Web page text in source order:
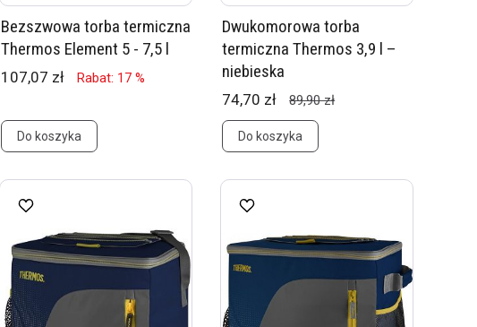
Bezszwowa torba termiczna
Thermos Element 5 - 7,5 l
107,07 zł Rabat: 17 %
Do koszyka
Dwukomorowa torba
termiczna Thermos 3,9 l –
niebieska
74,70 zł 89,90 zł
Do koszyka